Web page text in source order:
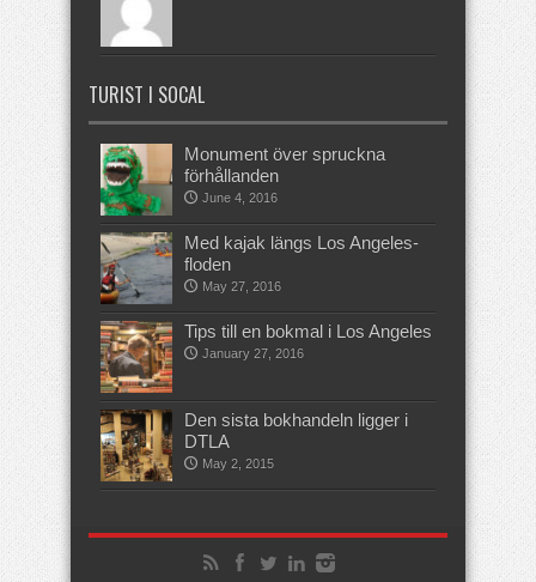
TURIST I SOCAL
Monument över spruckna
förhållanden
June 4, 2016
Med kajak längs Los Angeles-
floden
May 27, 2016
Tips till en bokmal i Los Angeles
January 27, 2016
Den sista bokhandeln ligger i
DTLA
May 2, 2015